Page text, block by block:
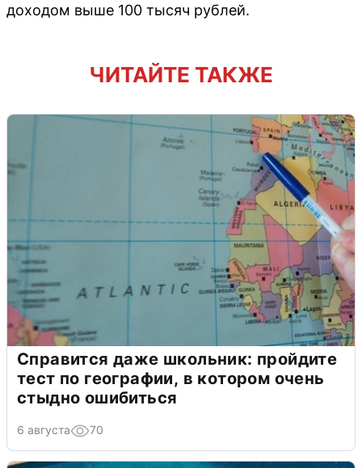
доходом выше 100 тысяч рублей.
ЧИТАЙТЕ ТАКЖЕ
Справится даже школьник: пройдите
тест по географии, в котором очень
стыдно ошибиться
6 августа 70